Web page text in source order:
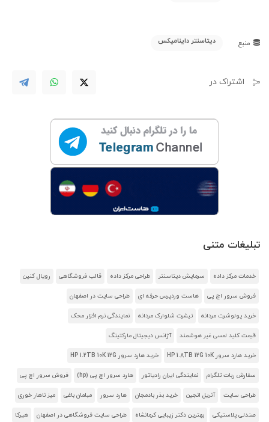
منبع دیتاسنتر داینامیکس
اشتراک در
تبلیغات متنی
خدمات مرکز داده سرمایش دیتاسنتر طراحی مرکز داده قالب فروشگاهی رویال کنین
فروش سرور اچ پی هاست وردپرس حرفه ای طراحی سایت در اصفهان
خرید پولوشرت مردانه تیشرت شلوارک مردانه نمایندگی نرم افزار محک
قیمت کلید لمسی غیر هوشمند آژانس دیجیتال مارکتینگ
خرید هارد سرور HP 1.8TB 12G 10K خرید هارد سرور HP 1.2TB 10K 12G
سفارش ربات تلگرام نمایندگی ایران رادیاتور هارد سرور اچ پی (hp) فروش سرور اچ پی
طراحی سایت آنریل انجین خرید بذر بادمجان هارد سرور مبلمان باغی میز ناهار خوری
صندلی پلاستیکی بهترین دکتر زیبایی کرمانشاه طراحی سایت فروشگاهی در اصفهان هیرکا